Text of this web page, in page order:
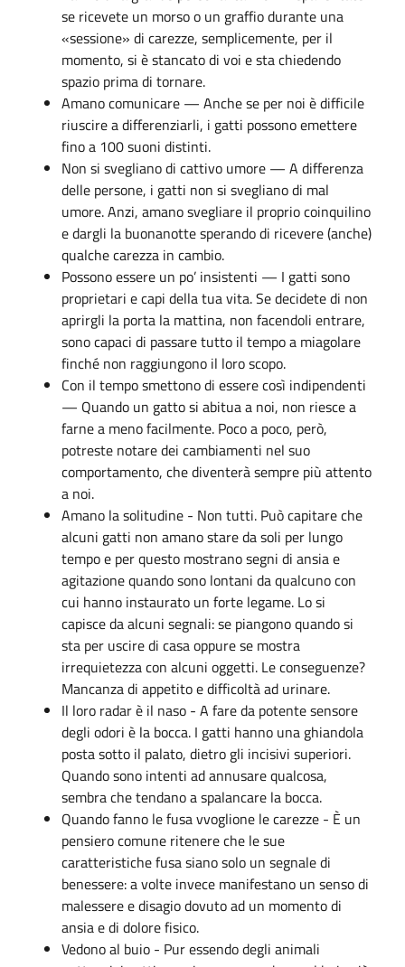
se ricevete un morso o un graffio durante una
«sessione» di carezze, semplicemente, per il
momento, si è stancato di voi e sta chiedendo
spazio prima di tornare.
Amano comunicare — Anche se per noi è difficile
riuscire a differenziarli, i gatti possono emettere
fino a 100 suoni distinti.
Non si svegliano di cattivo umore — A differenza
delle persone, i gatti non si svegliano di mal
umore. Anzi, amano svegliare il proprio coinquilino
e dargli la buonanotte sperando di ricevere (anche)
qualche carezza in cambio.
Possono essere un po’ insistenti — I gatti sono
proprietari e capi della tua vita. Se decidete di non
aprirgli la porta la mattina, non facendoli entrare,
sono capaci di passare tutto il tempo a miagolare
finché non raggiungono il loro scopo.
Con il tempo smettono di essere così indipendenti
— Quando un gatto si abitua a noi, non riesce a
farne a meno facilmente. Poco a poco, però,
potreste notare dei cambiamenti nel suo
comportamento, che diventerà sempre più attento
a noi.
Amano la solitudine - Non tutti. Può capitare che
alcuni gatti non amano stare da soli per lungo
tempo e per questo mostrano segni di ansia e
agitazione quando sono lontani da qualcuno con
cui hanno instaurato un forte legame. Lo si
capisce da alcuni segnali: se piangono quando si
sta per uscire di casa oppure se mostra
irrequietezza con alcuni oggetti. Le conseguenze?
Mancanza di appetito e difficoltà ad urinare.
Il loro radar è il naso - A fare da potente sensore
degli odori è la bocca. I gatti hanno una ghiandola
posta sotto il palato, dietro gli incisivi superiori.
Quando sono intenti ad annusare qualcosa,
sembra che tendano a spalancare la bocca.
Quando fanno le fusa vvoglione le carezze - È un
pensiero comune ritenere che le sue
caratteristiche fusa siano solo un segnale di
benessere: a volte invece manifestano un senso di
malessere e disagio dovuto ad un momento di
ansia e di dolore fisico.
Vedono al buio - Pur essendo degli animali